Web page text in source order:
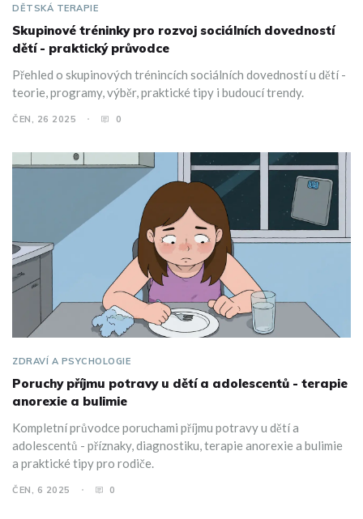
DĚTSKÁ TERAPIE
Skupinové tréninky pro rozvoj sociálních dovedností
dětí - praktický průvodce
Přehled o skupinových trénincích sociálních dovedností u dětí -
teorie, programy, výběr, praktické tipy i budoucí trendy.
ČEN, 26 2025 0
ZDRAVÍ A PSYCHOLOGIE
Poruchy příjmu potravy u dětí a adolescentů - terapie
anorexie a bulimie
Kompletní průvodce poruchami příjmu potravy u dětí a
adolescentů - příznaky, diagnostiku, terapie anorexie a bulimie
a praktické tipy pro rodiče.
ČEN, 6 2025 0